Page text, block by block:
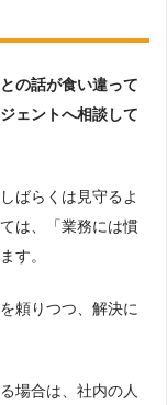
の話が食い違って
ェントへ相談して
ばらくは見守るよ
は、「業務には慣
す。
頼りつつ、解決に
場合は、社内の人